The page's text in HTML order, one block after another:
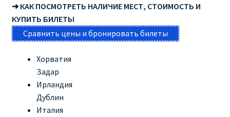
➜ КАК ПОСМОТРЕТЬ НАЛИЧИЕ МЕСТ, СТОИМОСТЬ И
КУПИТЬ БИЛЕТЫ
Сравнить цены и бронировать билеты
Хорватия
Задар
Ирландия
Дублин
Италия